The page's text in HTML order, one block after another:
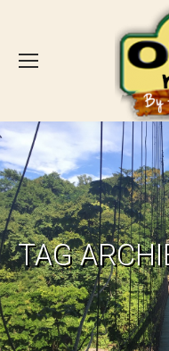
TAG